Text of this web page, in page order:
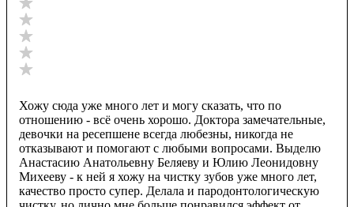
Хожу сюда уже много лет и могу сказать, что по
отношению - всё очень хорошо. Доктора замечательные,
девочки на ресепшене всегда любезны, никогда не
отказывают и помогают с любыми вопросами. Выделю
Анастасию Анатольевну Беляеву и Юлию Леонидовну
Михееву - к ней я хожу на чистку зубов уже много лет,
качество просто супер. Делала и пародонтологическую